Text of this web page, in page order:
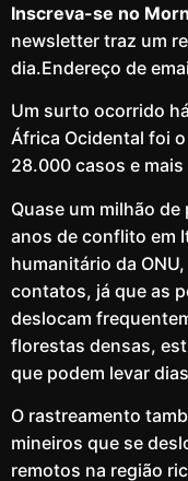
Inscreva-se no
newsletter traz um
dia.Endereço de
Um surto ocorrido
África Ocidental foi
28.000 casos e
Quase um milhão
anos de conflito em
humanitário da
contatos, já que as
deslocam
florestas densas,
que podem levar
O rastreamento
mineiros que se
remotos na região